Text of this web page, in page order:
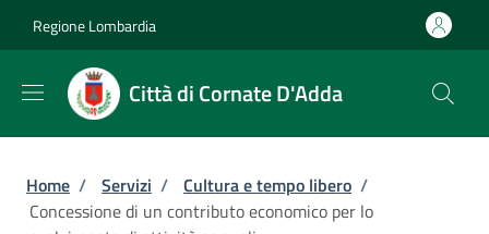
Regione Lombardia
Città di Cornate D'Adda
Briciole di pane
Home / Servizi / Cultura e tempo libero /
Concessione di un contributo economico per lo